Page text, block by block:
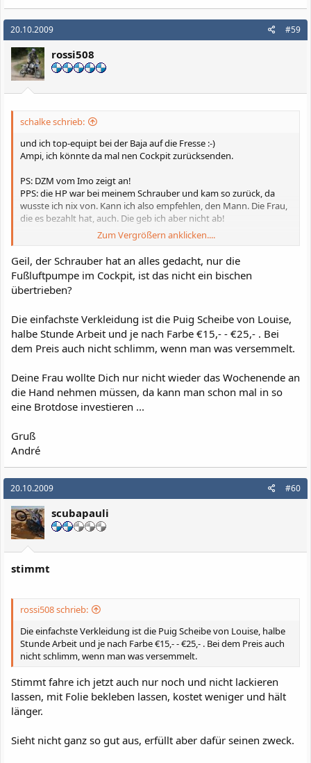
20.10.2009 #59
rossi508
schalke schrieb:
und ich top-equipt bei der Baja auf die Fresse :-)
Ampi, ich könnte da mal nen Cockpit zurücksenden.
PS: DZM vom Imo zeigt an!
PPS: die HP war bei meinem Schrauber und kam so zurück, da
wusste ich nix von. Kann ich also empfehlen, den Mann. Die Frau,
die es bezahlt hat, auch. Die geb ich aber nicht ab!
Zum Vergrößern anklicken....
Geil, der Schrauber hat an alles gedacht, nur die
Fußluftpumpe im Cockpit, ist das nicht ein bischen
übertrieben?
Die einfachste Verkleidung ist die Puig Scheibe von Louise,
halbe Stunde Arbeit und je nach Farbe €15,- - €25,- . Bei
dem Preis auch nicht schlimm, wenn man was versemmelt.
Deine Frau wollte Dich nur nicht wieder das Wochenende an
die Hand nehmen müssen, da kann man schon mal in so
eine Brotdose investieren ...
Gruß
André
20.10.2009 #60
scubapauli
stimmt
rossi508 schrieb:
Die einfachste Verkleidung ist die Puig Scheibe von Louise, halbe
Stunde Arbeit und je nach Farbe €15,- - €25,- . Bei dem Preis auch
nicht schlimm, wenn man was versemmelt.
Stimmt fahre ich jetzt auch nur noch und nicht lackieren
lassen, mit Folie bekleben lassen, kostet weniger und hält
länger.
Sieht nicht ganz so gut aus, erfüllt aber dafür seinen zweck.